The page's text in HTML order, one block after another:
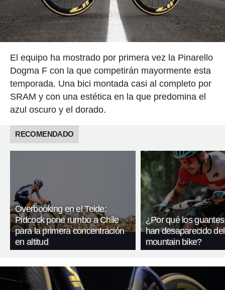
El equipo ha mostrado por primera vez la Pinarello
Dogma F con la que competirán mayormente esta
temporada. Una bici montada casi al completo por
SRAM y con una estética en la que predomina el
azul oscuro y el dorado.
RECOMENDADO
Overbooking en el Teide:
Pidcock pone rumbo a Chile
para la primera concentración
en altitud
¿Por qué los
han desaparecido del
mountain bike?